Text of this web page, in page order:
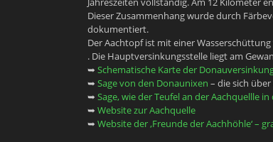
Dieser Zusammenhang wurde durch
dokumentiert.
Der Aachtopf ist mit einer
. Die Hauptversinkungsstelle liegt am
➥ Schematische Karte der
➥ Sage von den Donaunixen – die sich
➥ Sage, wie der Teufel an der Aachquellle in
➥ Website zur Aachquelle
➥ Website der ‚Freunde der Aachhöhle‘ –